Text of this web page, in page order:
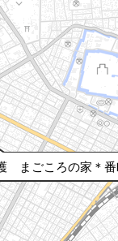
まごころの家＊